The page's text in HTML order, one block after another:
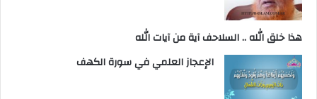
هذا خلق الله .. السلاحف آية من آيات الله
الإعجاز العلمي في سورة الكهف